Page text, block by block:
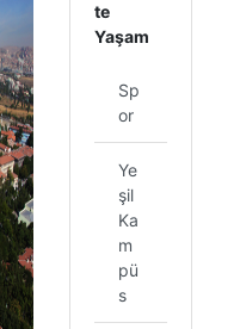
te
Yaşam
Sp
or
Ye
şil
Ka
m
pü
s